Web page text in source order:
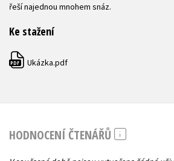
řeší najednou mnohem snáz.
Ke stažení
PDF Ukázka.pdf
HODNOCENÍ ČTENÁŘŮ